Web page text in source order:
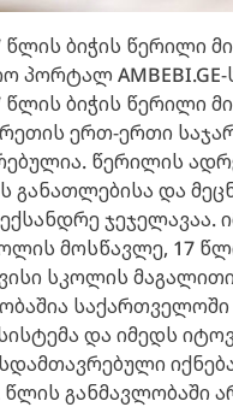
წლის ბიჭის წერილი
პორტალ AMBEBI.GE-
წლის ბიჭის წერილი
ერთ-ერთი
წერილის
განათლებისა და
ჯეჯელავაა.
მოსწავლე, 17
სკოლის
საქართველოში
და იმედს
განმავლობაში